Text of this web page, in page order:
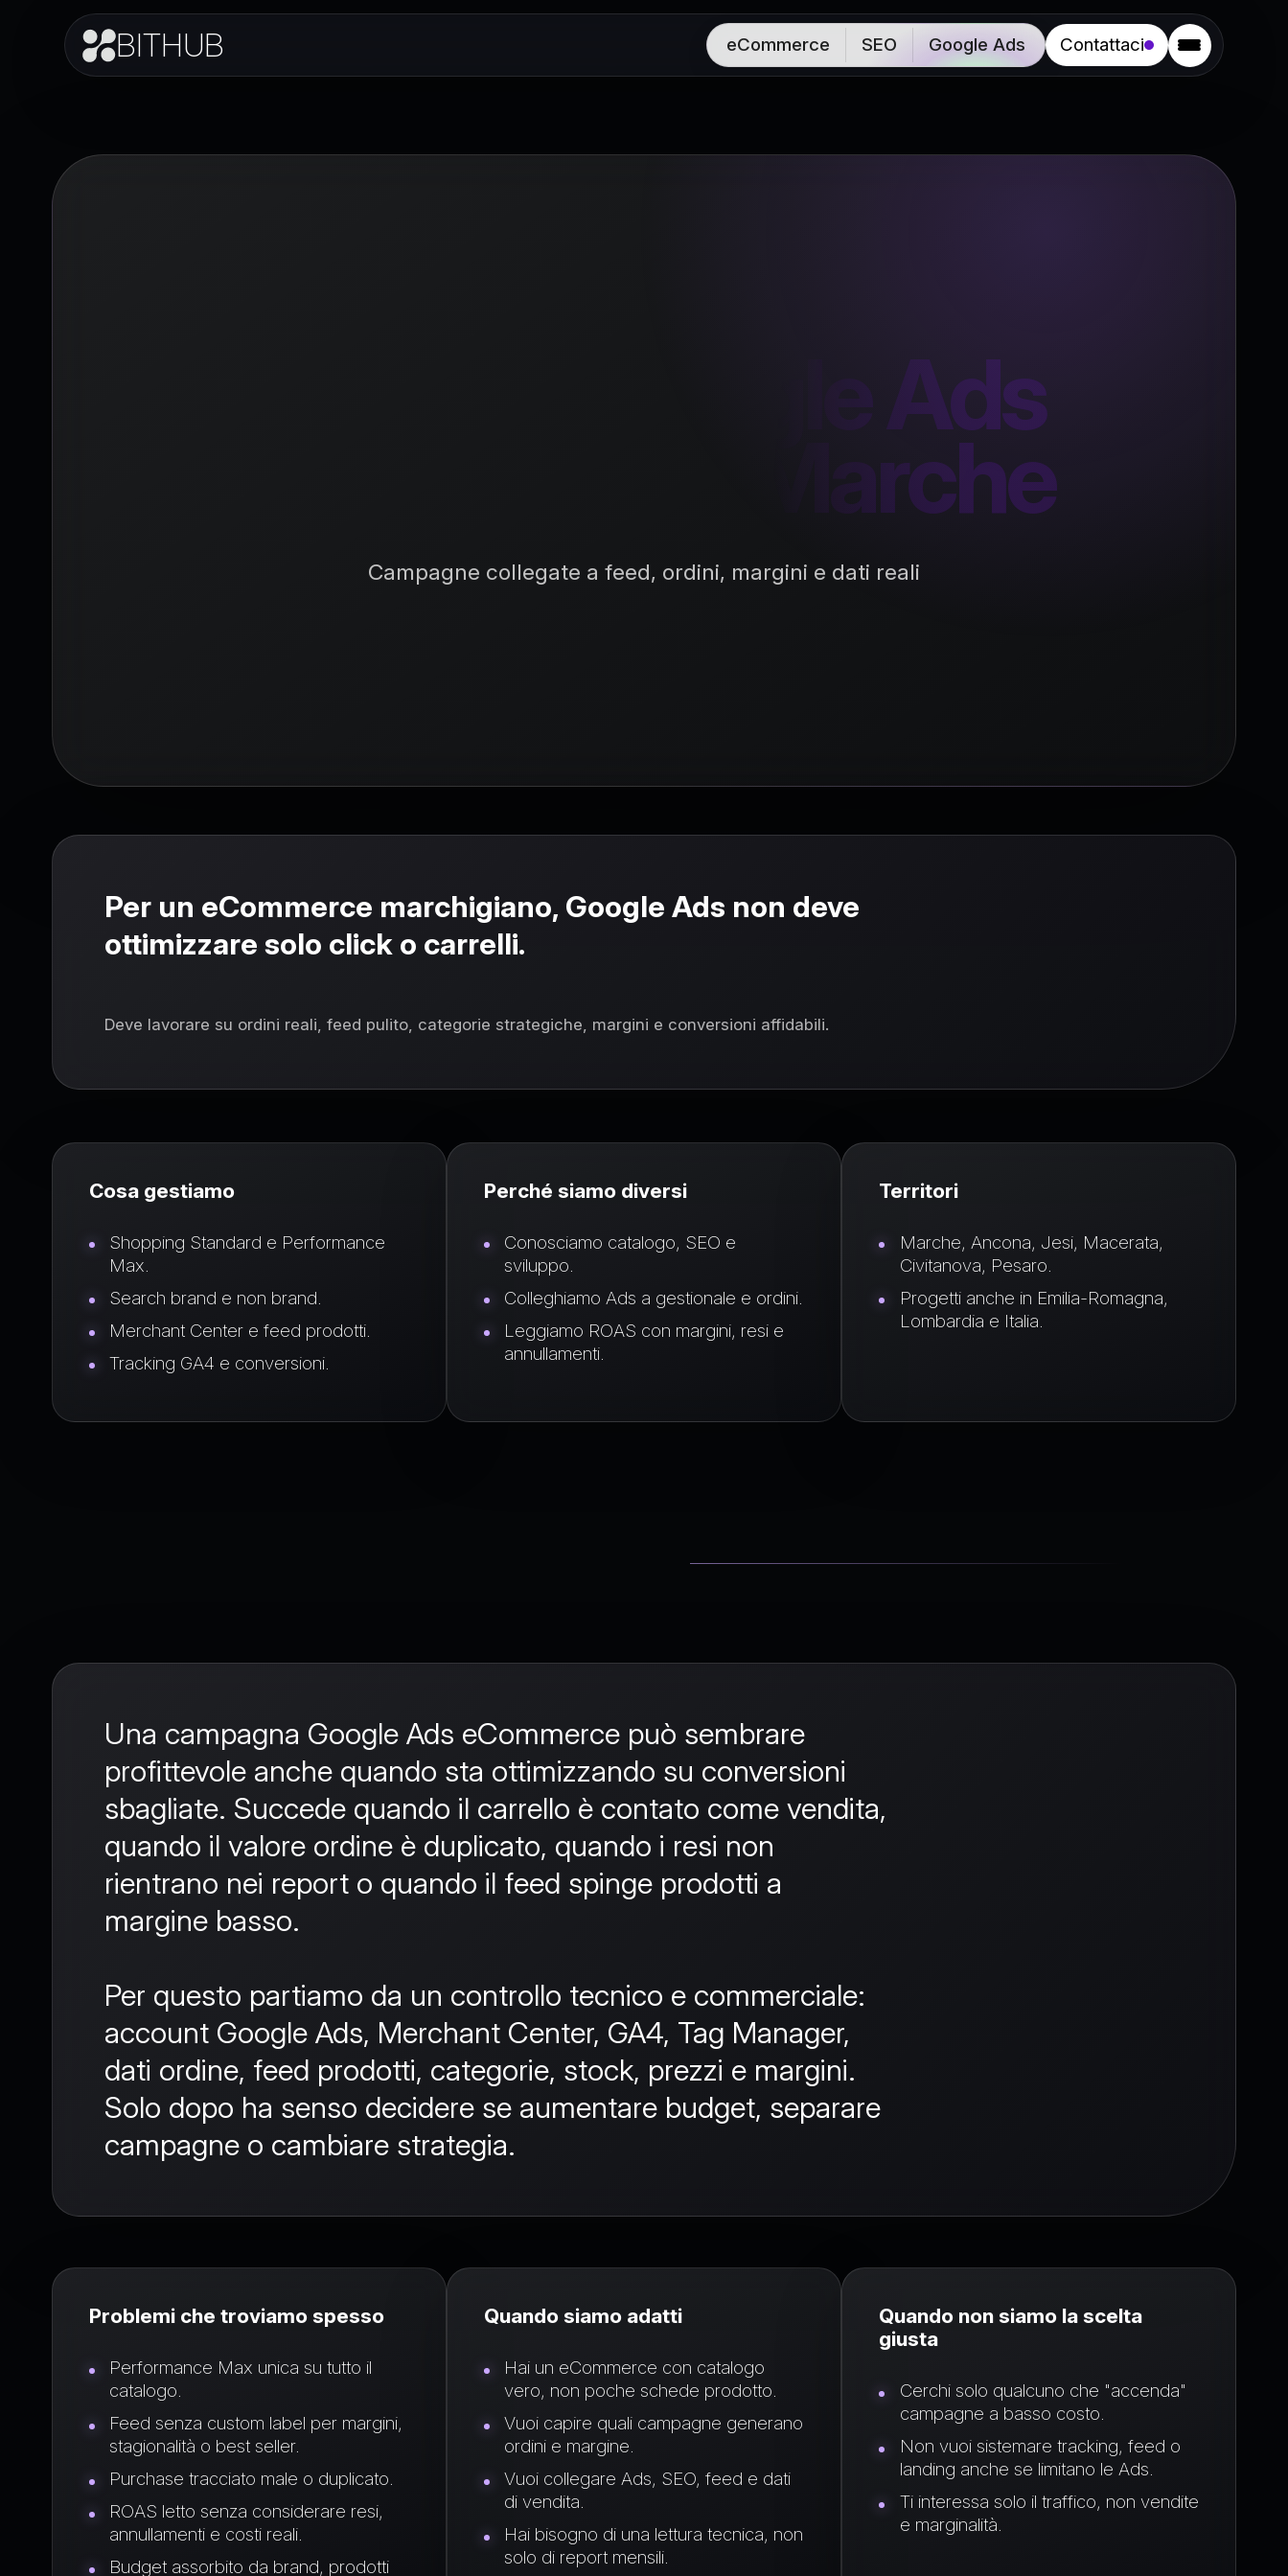
BITHUB eCommerce SEO Google Ads Contattaci
Agenzia Google Ads
eCommerce Marche
Campagne collegate a feed, ordini, margini e dati reali
Per un eCommerce marchigiano, Google Ads non deve
ottimizzare solo click o carrelli.
Deve lavorare su ordini reali, feed pulito, categorie strategiche, margini e conversioni affidabili.
Cosa gestiamo
Shopping Standard e Performance
Max.
Search brand e non brand.
Merchant Center e feed prodotti.
Tracking GA4 e conversioni.
Perché siamo diversi
Conosciamo catalogo, SEO e
sviluppo.
Colleghiamo Ads a gestionale e ordini.
Leggiamo ROAS con margini, resi e
annullamenti.
Territori
Marche, Ancona, Jesi, Macerata,
Civitanova, Pesaro.
Progetti anche in Emilia-Romagna,
Lombardia e Italia.
Una campagna Google Ads eCommerce può sembrare
profittevole anche quando sta ottimizzando su conversioni
sbagliate. Succede quando il carrello è contato come vendita,
quando il valore ordine è duplicato, quando i resi non
rientrano nei report o quando il feed spinge prodotti a
margine basso.
Per questo partiamo da un controllo tecnico e commerciale:
account Google Ads, Merchant Center, GA4, Tag Manager,
dati ordine, feed prodotti, categorie, stock, prezzi e margini.
Solo dopo ha senso decidere se aumentare budget, separare
campagne o cambiare strategia.
Problemi che troviamo spesso
Performance Max unica su tutto il
catalogo.
Feed senza custom label per margini,
stagionalità o best seller.
Purchase tracciato male o duplicato.
ROAS letto senza considerare resi,
annullamenti e costi reali.
Budget assorbito da brand, prodotti
Quando siamo adatti
Hai un eCommerce con catalogo
vero, non poche schede prodotto.
Vuoi capire quali campagne generano
ordini e margine.
Vuoi collegare Ads, SEO, feed e dati
di vendita.
Hai bisogno di una lettura tecnica, non
solo di report mensili.
Quando non siamo la scelta
giusta
Cerchi solo qualcuno che "accenda"
campagne a basso costo.
Non vuoi sistemare tracking, feed o
landing anche se limitano le Ads.
Ti interessa solo il traffico, non vendite
e marginalità.